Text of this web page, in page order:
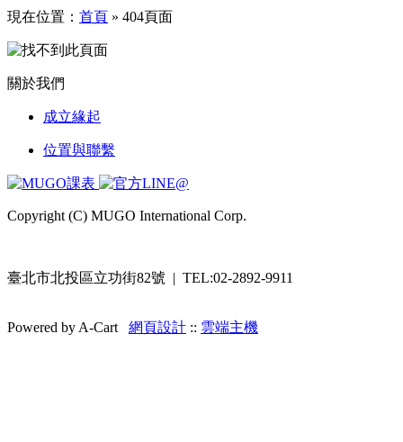
現在位置： 首頁 » 404頁面
關於我們
成立緣起
位置與聯繫
Copyright (C) MUGO International Corp.
臺北市北投區立功街82號 | TEL:02-2892-9911
Powered by A-Cart 網頁設計 :: 雲端主機